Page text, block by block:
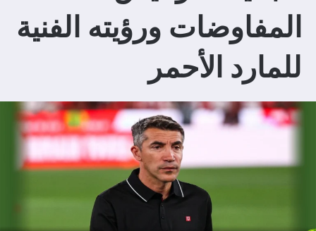
المفاوضات ورؤيته الفنية
للمارد الأحمر